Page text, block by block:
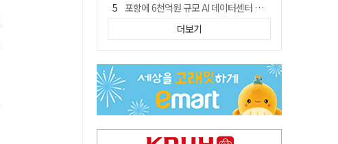
포항에 6천억원 규모 AI 데이터센터 들어선다
李대통령 "육사 출신이 또 쿠데타 할 수도"…육사 총동창회 "정치적 보복"
경북 영천시, 9월부터 11월까지 반값 여행 혜택 제공
"김용민, 흑백논리로 세상 보는 듯" 검찰 내부서 지탄
월 매출 9천만원에도 문 닫는 영양 젖소농장… "일할 사람이 없어"
더보기